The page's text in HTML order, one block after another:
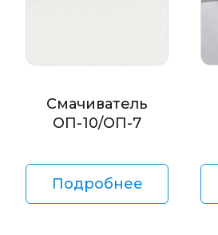
Смачиватель
ОП-10/ОП-7
Подробнее